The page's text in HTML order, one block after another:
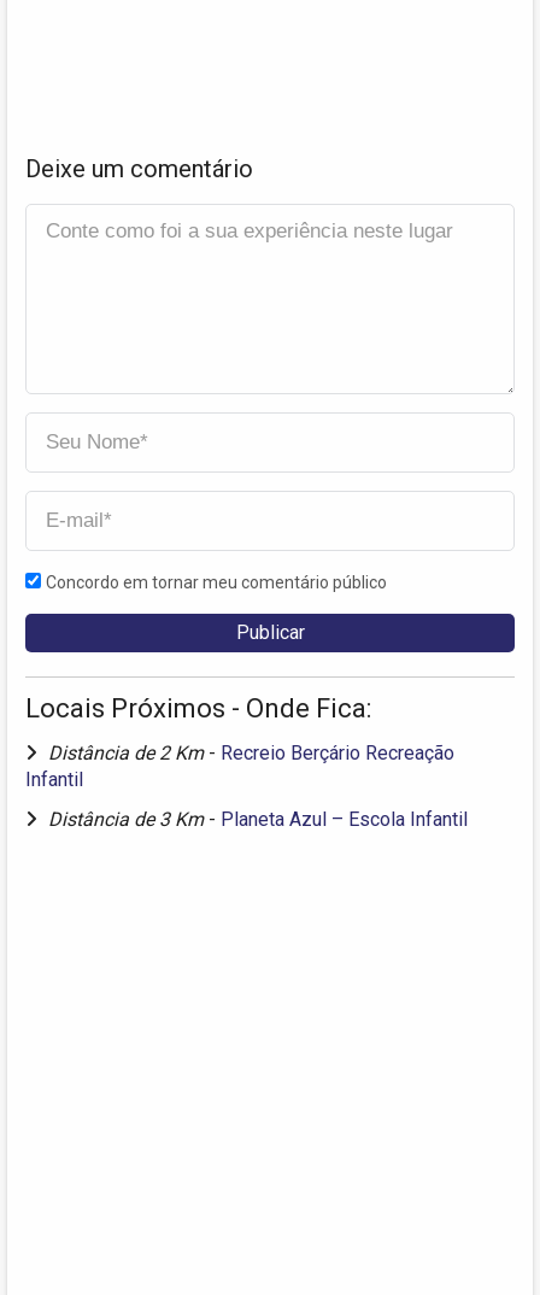
Deixe um comentário
Concordo em tornar meu comentário público
Locais Próximos - Onde Fica:
Distância de 2 Km - Recreio Berçário Recreação
Infantil
Distância de 3 Km - Planeta Azul – Escola Infantil